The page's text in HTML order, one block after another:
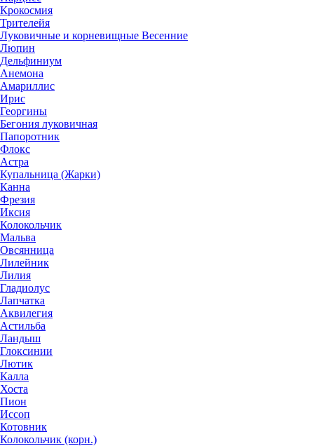
Крокосмия
Трителейя
Луковичные и корневищные Весенние
Люпин
Дельфиниум
Анемона
Амариллис
Ирис
Георгины
Бегония луковичная
Папоротник
Флокс
Астра
Купальница (Жарки)
Канна
Фрезия
Иксия
Колокольчик
Мальва
Овсянница
Лилейник
Лилия
Гладиолус
Лапчатка
Аквилегия
Астильба
Ландыш
Глоксинии
Лютик
Калла
Хоста
Пион
Иссоп
Котовник
Колокольчик (корн.)